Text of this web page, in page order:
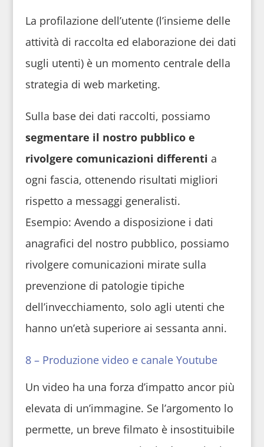
La profilazione dell’utente (l’insieme delle
attività di raccolta ed elaborazione dei dati
sugli utenti) è un momento centrale della
strategia di web marketing.
Sulla base dei dati raccolti, possiamo
segmentare il nostro pubblico e
rivolgere comunicazioni differenti a
ogni fascia, ottenendo risultati migliori
rispetto a messaggi generalisti.
Esempio: Avendo a disposizione i dati
anagrafici del nostro pubblico, possiamo
rivolgere comunicazioni mirate sulla
prevenzione di patologie tipiche
dell’invecchiamento, solo agli utenti che
hanno un’età superiore ai sessanta anni.
8 – Produzione video e canale Youtube
Un video ha una forza d’impatto ancor più
elevata di un’immagine. Se l’argomento lo
permette, un breve filmato è insostituibile